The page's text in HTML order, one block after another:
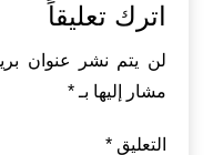
اترك تعليقاً
لن يتم نشر عنوان
مشار إليها بـ*
التعليق*